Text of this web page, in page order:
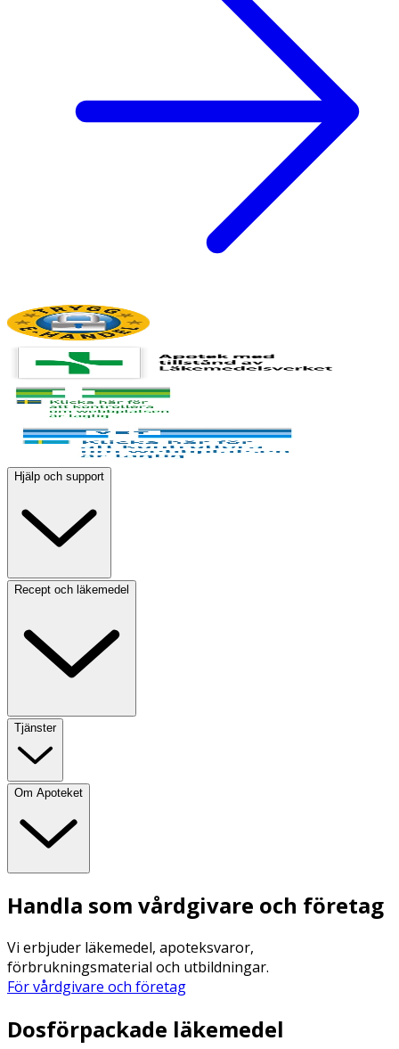
Hjälp och support
Recept och läkemedel
Tjänster
Om Apoteket
Handla som vårdgivare och företag
Vi erbjuder läkemedel, apoteksvaror,
förbrukningsmaterial och utbildningar.
För vårdgivare och företag
Dosförpackade läkemedel